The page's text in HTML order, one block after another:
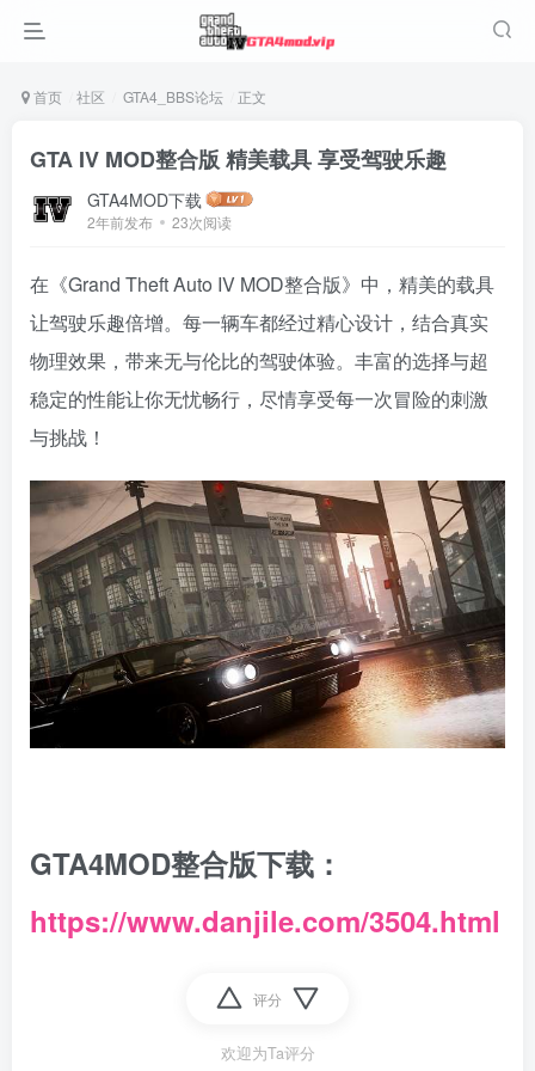
首页 社区 GTA4_BBS论坛 正文
GTA IV MOD整合版 精美载具 享受驾驶乐趣
GTA4MOD下载
2年前发布 23次阅读
在《Grand Theft Auto IV MOD整合版》中，精美的载具
让驾驶乐趣倍增。每一辆车都经过精心设计，结合真实
物理效果，带来无与伦比的驾驶体验。丰富的选择与超
稳定的性能让你无忧畅行，尽情享受每一次冒险的刺激
与挑战！
GTA4MOD整合版下载：
https://www.danjile.com/3504.html
评分
欢迎为Ta评分